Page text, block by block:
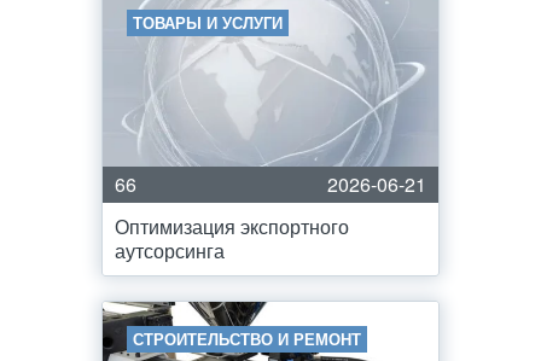
ТОВАРЫ И УСЛУГИ
66
2026-06-21
Оптимизация экспортного
аутсорсинга
СТРОИТЕЛЬСТВО И РЕМОНТ